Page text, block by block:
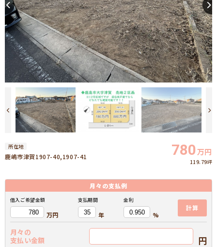
所在地
鹿嶋市津賀1907-40,1907-41 780万円
119.79坪
月々の支払例
借入ご希望金額
万円
支払期間
年
金利
%
計算
月々の
支払い金額
円